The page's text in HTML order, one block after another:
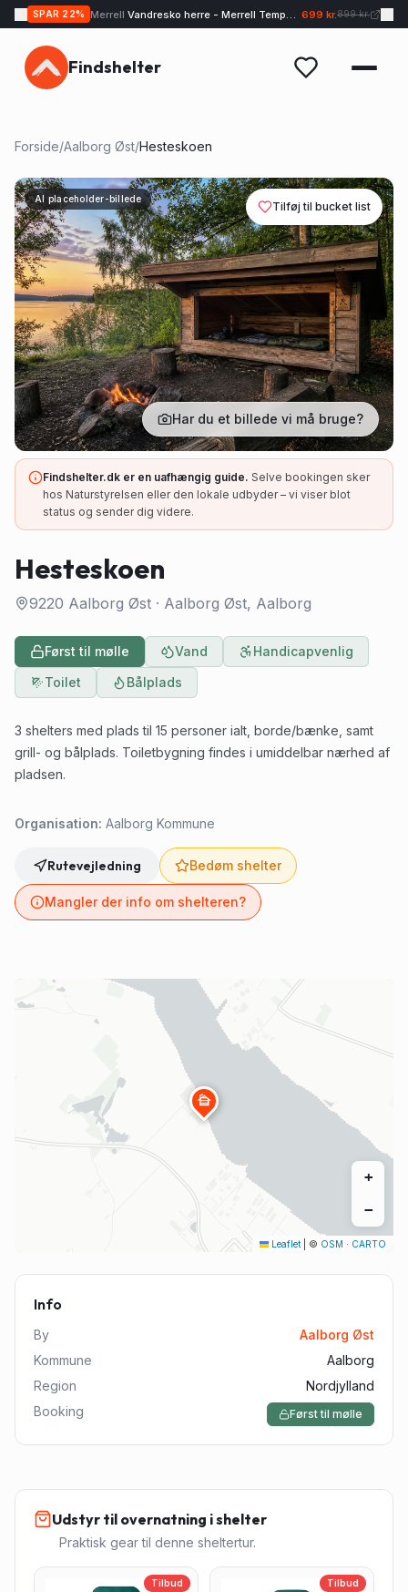
SPAR 22% Merrell Vandresko herre - Merrell Tempo EXP - Sand 699 kr.899 kr.
Findshelter
Forside/Aalborg Øst/Hesteskoen
AI placeholder-billede
Tilføj til bucket list
Har du et billede vi må bruge?
Findshelter.dk er en uafhængig guide. Selve bookingen sker
hos Naturstyrelsen eller den lokale udbyder – vi viser blot
status og sender dig videre.
Hesteskoen
9220 Aalborg Øst · Aalborg Øst, Aalborg
Først til mølle Vand
Handicapvenlig
Toilet
Bålplads
3 shelters med plads til 15 personer ialt, borde/bænke, samt
grill- og bålplads. Toiletbygning findes i umiddelbar nærhed af
pladsen.
Organisation: Aalborg Kommune
Rutevejledning Bedøm shelter
Mangler der info om shelteren?
cabin
+
−
Leaflet © OSM · CARTO
Info
By
Aalborg Øst
Kommune
Aalborg
Region
Nordjylland
Booking
Først til mølle
Udstyr til overnatning i shelter
Praktisk gear til denne sheltertur.
Tilbud Tilbud